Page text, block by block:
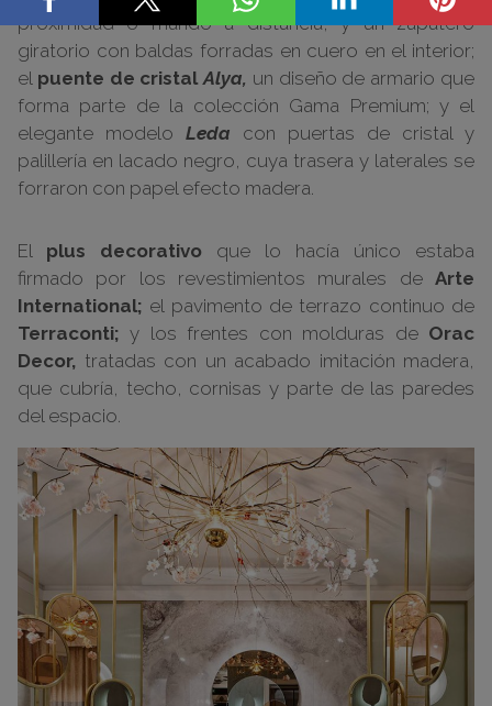
proximidad o mando a distancia, y un zapatero
giratorio con baldas forradas en cuero en el interior;
el puente de cristalAlya, un diseño de armario que
forma parte de la colección Gama Premium; y el
elegante modelo Leda con puertas de cristal y
palillería en lacado negro, cuya trasera y laterales se
forraron con papel efecto madera.
El plus decorativo que lo hacía único estaba
firmado por los revestimientos murales de Arte
International; el pavimento de terrazo continuo de
Terraconti; y los frentes con molduras de Orac
Decor, tratadas con un acabado imitación madera,
que cubría, techo, cornisas y parte de las paredes
del espacio.